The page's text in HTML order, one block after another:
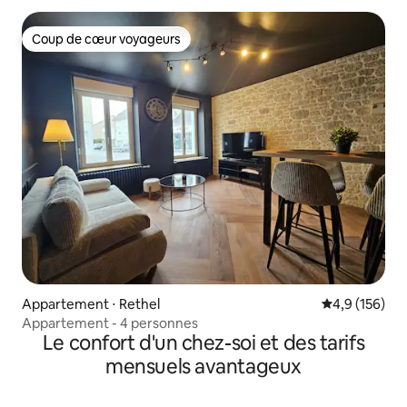
Coup de cœur voyageurs
Coup de cœur voyageurs
Appartement ⋅ Rethel Évaluation
4,9 (156)
Appartement - 4 personnes
Le confort d'un chez-soi et des tarifs
mensuels avantageux